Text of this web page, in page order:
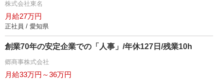
株式会社東名
月給27万円
正社員 / 愛知県
創業70年の安定企業での「人事」/年休127日/残業10h
郷商事株式会社
月給33万円～36万円